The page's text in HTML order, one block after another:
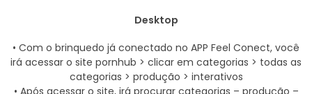
Desktop
• Com o brinquedo já conectado no APP Feel Conect, você
irá acessar o site pornhub > clicar em categorias > todas as
categorias > produção > interativos